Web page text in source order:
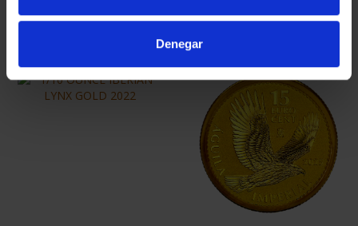
Denegar